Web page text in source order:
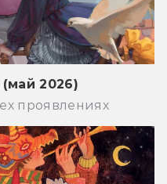
2026)
проявлениях